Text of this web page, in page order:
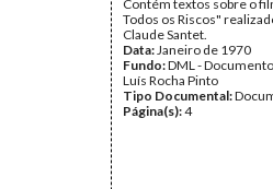
Contém textos sobre o
Todos os Riscos"
Claude Santet.
Data:Janeiro de 1970
Fundo:DML -
Luís Rocha Pinto
Tipo Documental:
Página(s):4